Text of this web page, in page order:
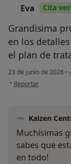
Eva Cita
Grandisima
en los
el plan de
23 de junio de 2026 •
• en opinión del
Reportar
Kaizen
Muchísimas
sabes que
en todo!